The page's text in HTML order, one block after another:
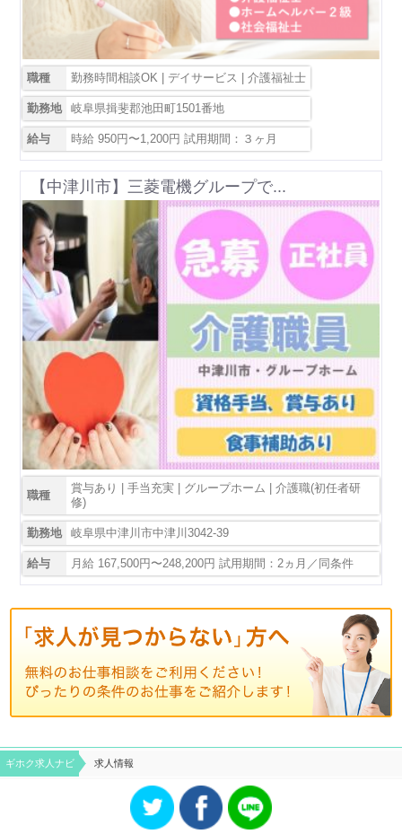
職種 勤務時間相談OK | デイサービス | 介護福祉士
勤務地 岐阜県揖斐郡池田町1501番地
給与 時給 950円〜1,200円 試用期間：３ヶ月
【中津川市】三菱電機グループで...
職種
賞与あり | 手当充実 | グループホーム | 介護職(初任者研
修)
勤務地 岐阜県中津川市中津川3042-39
給与 月給 167,500円〜248,200円 試用期間：2ヵ月／同条件
ギホク求⼈ナビ 求人情報